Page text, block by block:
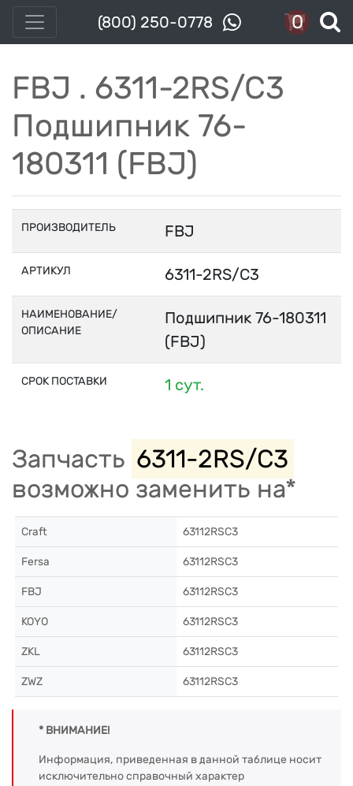
(800) 250-0778 0
FBJ . 6311-2RS/C3
Подшипник 76-
180311 (FBJ)
ПРОИЗВОДИТЕЛЬ FBJ
АРТИКУЛ 6311-2RS/C3
НАИМЕНОВАНИЕ/
ОПИСАНИЕ
Подшипник 76-180311
(FBJ)
СРОК ПОСТАВКИ 1 сут.
Запчасть 6311-2RS/C3
возможно заменить на*
Craft 63112RSC3
Fersa 63112RSC3
FBJ 63112RSC3
KOYO 63112RSC3
ZKL 63112RSC3
ZWZ 63112RSC3
* ВНИМАНИЕ!
Информация, приведенная в данной таблице носит
исключительно справочный характер